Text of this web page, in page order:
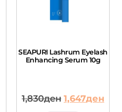
SEAPURI Lashrum Eyelash
Enhancing Serum 10g
1,830ден 1,647ден